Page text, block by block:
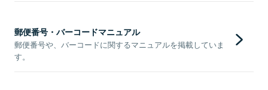
郵便番号・バーコードマニュアル
郵便番号や、バーコードに関するマニュアルを掲載していま
す。